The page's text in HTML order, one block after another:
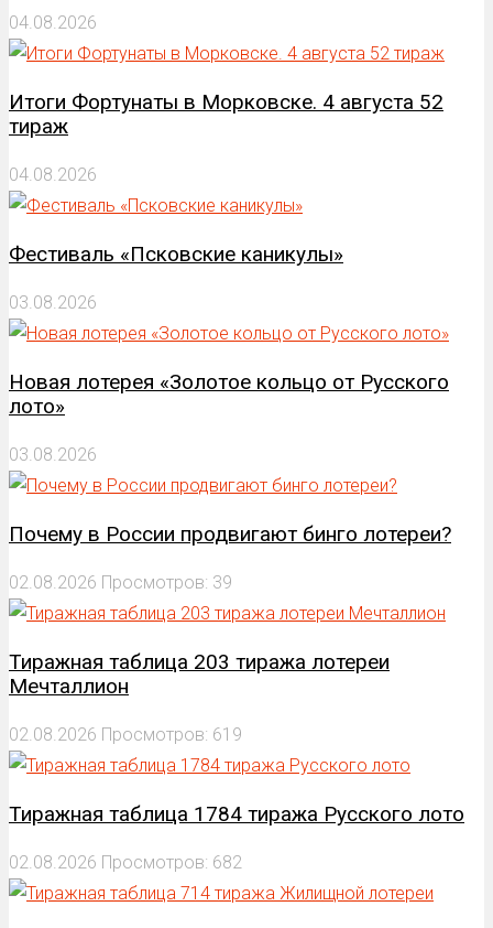
04.08.2026
Итоги Фортунаты в Морковске. 4 августа 52
тираж
04.08.2026
Фестиваль «Псковские каникулы»
03.08.2026
Новая лотерея «Золотое кольцо от Русского
лото»
03.08.2026
Почему в России продвигают бинго лотереи?
02.08.2026 Просмотров: 39
Тиражная таблица 203 тиража лотереи
Мечталлион
02.08.2026 Просмотров: 619
Тиражная таблица 1784 тиража Русского лото
02.08.2026 Просмотров: 682